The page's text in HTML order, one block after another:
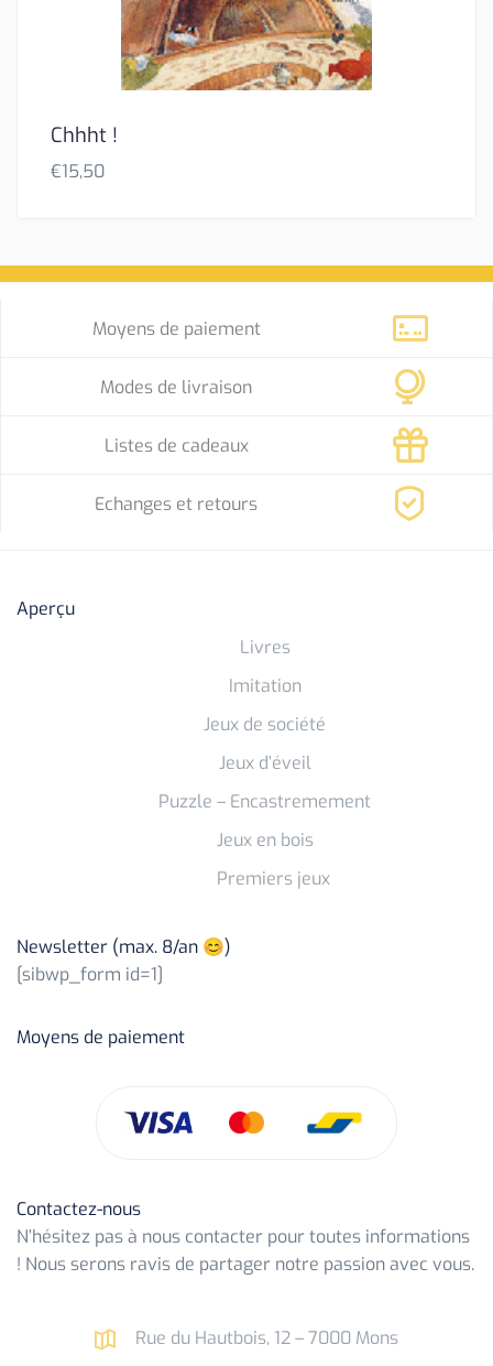
Chhht !
€15,50
Moyens de paiement
Modes de livraison
Listes de cadeaux
Echanges et retours
Aperçu
Livres
Imitation
Jeux de société
Jeux d’éveil
Puzzle – Encastremement
Jeux en bois
Premiers jeux
Newsletter (max. 8/an 😊)
[sibwp_form id=1]
Moyens de paiement
Contactez-nous
N’hésitez pas à nous contacter pour toutes informations
! Nous serons ravis de partager notre passion avec vous.
Rue du Hautbois, 12 – 7000 Mons